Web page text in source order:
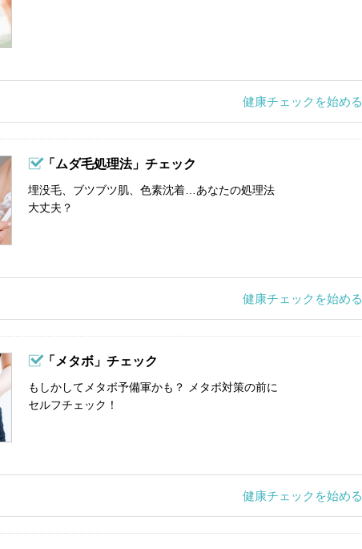
健康チェックを始める
「ムダ毛処理法」チェック
埋没毛、ブツブツ肌、色素沈着…あなたの処理法
大丈夫？
健康チェックを始める
「メタボ」チェック
もしかしてメタボ予備軍かも？ メタボ対策の前に
セルフチェック！
健康チェックを始める